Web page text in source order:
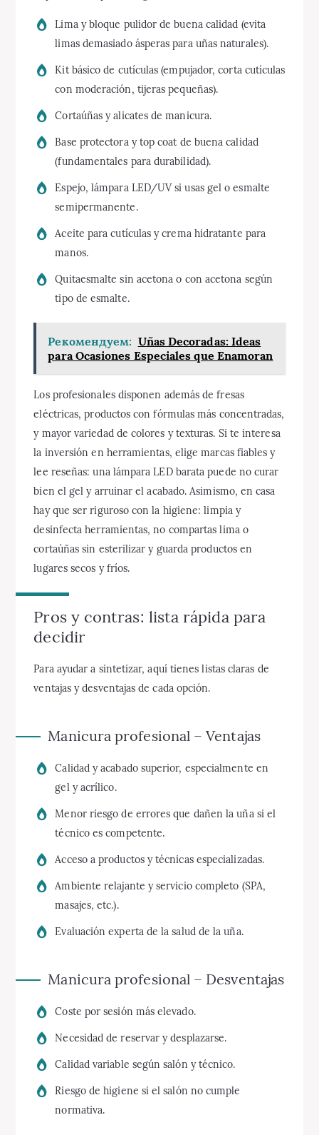
Lima y bloque pulidor de buena calidad (evita
limas demasiado ásperas para uñas naturales).
Kit básico de cutículas (empujador, corta cutículas
con moderación, tijeras pequeñas).
Cortaúñas y alicates de manicura.
Base protectora y top coat de buena calidad
(fundamentales para durabilidad).
Espejo, lámpara LED/UV si usas gel o esmalte
semipermanente.
Aceite para cutículas y crema hidratante para
manos.
Quitaesmalte sin acetona o con acetona según
tipo de esmalte.
Рекомендуем: Uñas Decoradas: Ideas
para Ocasiones Especiales que Enamoran
Los profesionales disponen además de fresas
eléctricas, productos con fórmulas más concentradas,
y mayor variedad de colores y texturas. Si te interesa
la inversión en herramientas, elige marcas fiables y
lee reseñas: una lámpara LED barata puede no curar
bien el gel y arruinar el acabado. Asimismo, en casa
hay que ser riguroso con la higiene: limpia y
desinfecta herramientas, no compartas lima o
cortaúñas sin esterilizar y guarda productos en
lugares secos y fríos.
Pros y contras: lista rápida para
decidir
Para ayudar a sintetizar, aquí tienes listas claras de
ventajas y desventajas de cada opción.
Manicura profesional – Ventajas
Calidad y acabado superior, especialmente en
gel y acrílico.
Menor riesgo de errores que dañen la uña si el
técnico es competente.
Acceso a productos y técnicas especializadas.
Ambiente relajante y servicio completo (SPA,
masajes, etc.).
Evaluación experta de la salud de la uña.
Manicura profesional – Desventajas
Coste por sesión más elevado.
Necesidad de reservar y desplazarse.
Calidad variable según salón y técnico.
Riesgo de higiene si el salón no cumple
normativa.